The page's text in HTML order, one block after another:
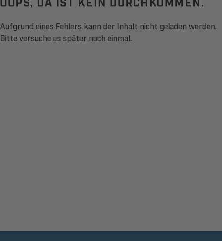
Aufgrund eines Fehlers kann der Inhalt nicht geladen werden.
Bitte versuche es später noch einmal.